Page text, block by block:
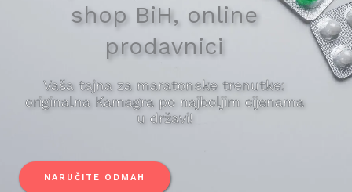
shop BiH, online
prodavnici
Vaša tajna za maratonske trenutke:
originalna Kamagra po najboljim cijenama
u državi!
NARUČITE ODMAH